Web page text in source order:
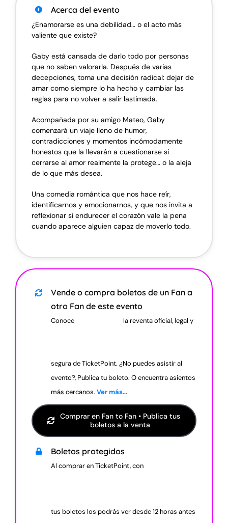
Acerca del evento
¿Enamorarse es una debilidad… o el acto más
valiente que existe?
Gaby está cansada de darlo todo por personas
que no saben valorarla. Después de varias
decepciones, toma una decisión radical: dejar de
amar como siempre lo ha hecho y cambiar las
reglas para no volver a salir lastimada.
Acompañada por su amigo Mateo, Gaby
comenzará un viaje lleno de humor,
contradicciones y momentos incómodamente
honestos que la llevarán a cuestionarse si
cerrarse al amor realmente la protege… o la aleja
de lo que más desea.
Una comedia romántica que nos hace reír,
identificarnos y emocionarnos, y que nos invita a
reflexionar si endurecer el corazón vale la pena
cuando aparece alguien capaz de moverlo todo.
Vende o compra boletos de un Fan a
otro Fan de este evento
Conoce la reventa oficial, legal y
segura de TicketPoint. ¿No puedes asistir al
evento?, Publica tu boleto. O encuentra asientos
más cercanos.Ver más…
Comprar en Fan to Fan • Publica tus
boletos a la venta
Boletos protegidos
Al comprar en TicketPoint, con
tus boletos los podrás ver desde 12 horas antes